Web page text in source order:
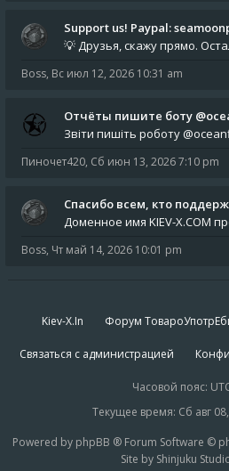
Support us! Paypal:
Boss, Вс июл 12, 2026 10:31 am
Отчёты пишите боту
Пиночет420, Сб июн 13, 2026 7:10 pm
Спасибо всем, кто
Boss, Чт май 14, 2026 10:01 pm
Kiev-X.In Форум
Связаться с администрацией
Часовой пояс:
Текущее время: Сб авг
Powered by phpBB ® Forum Software ©
Site by Shinjuku